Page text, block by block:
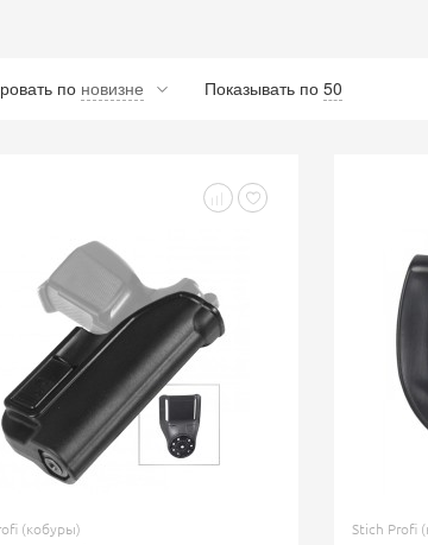
по новизне Показывать по 50
(кобуры) Stich Profi